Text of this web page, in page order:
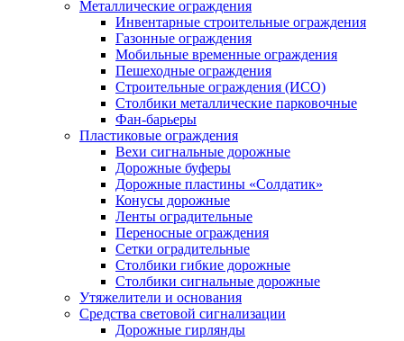
Металлические ограждения
Инвентарные строительные ограждения
Газонные ограждения
Мобильные временные ограждения
Пешеходные ограждения
Строительные ограждения (ИСО)
Столбики металлические парковочные
Фан-барьеры
Пластиковые ограждения
Вехи сигнальные дорожные
Дорожные буферы
Дорожные пластины «Солдатик»
Конусы дорожные
Ленты оградительные
Переносные ограждения
Сетки оградительные
Столбики гибкие дорожные
Столбики сигнальные дорожные
Утяжелители и основания
Средства световой сигнализации
Дорожные гирлянды